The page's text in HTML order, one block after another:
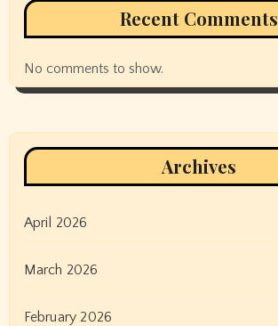
Recent Comments
No comments to show.
Archives
April 2026
March 2026
February 2026